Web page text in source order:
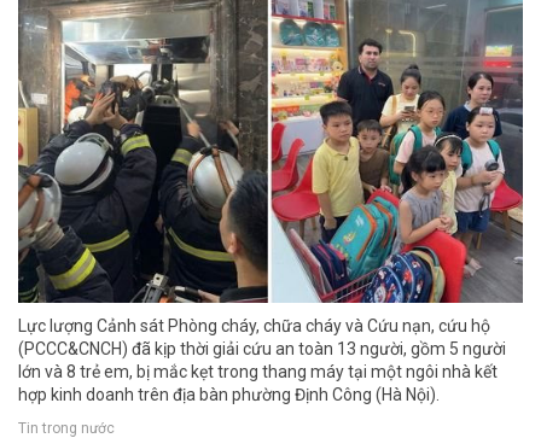
Lực lượng Cảnh sát Phòng cháy, chữa cháy và Cứu nạn, cứu hộ
(PCCC&CNCH) đã kịp thời giải cứu an toàn 13 người, gồm 5 người
lớn và 8 trẻ em, bị mắc kẹt trong thang máy tại một ngôi nhà kết
hợp kinh doanh trên địa bàn phường Định Công (Hà Nội).
Tin trong nước